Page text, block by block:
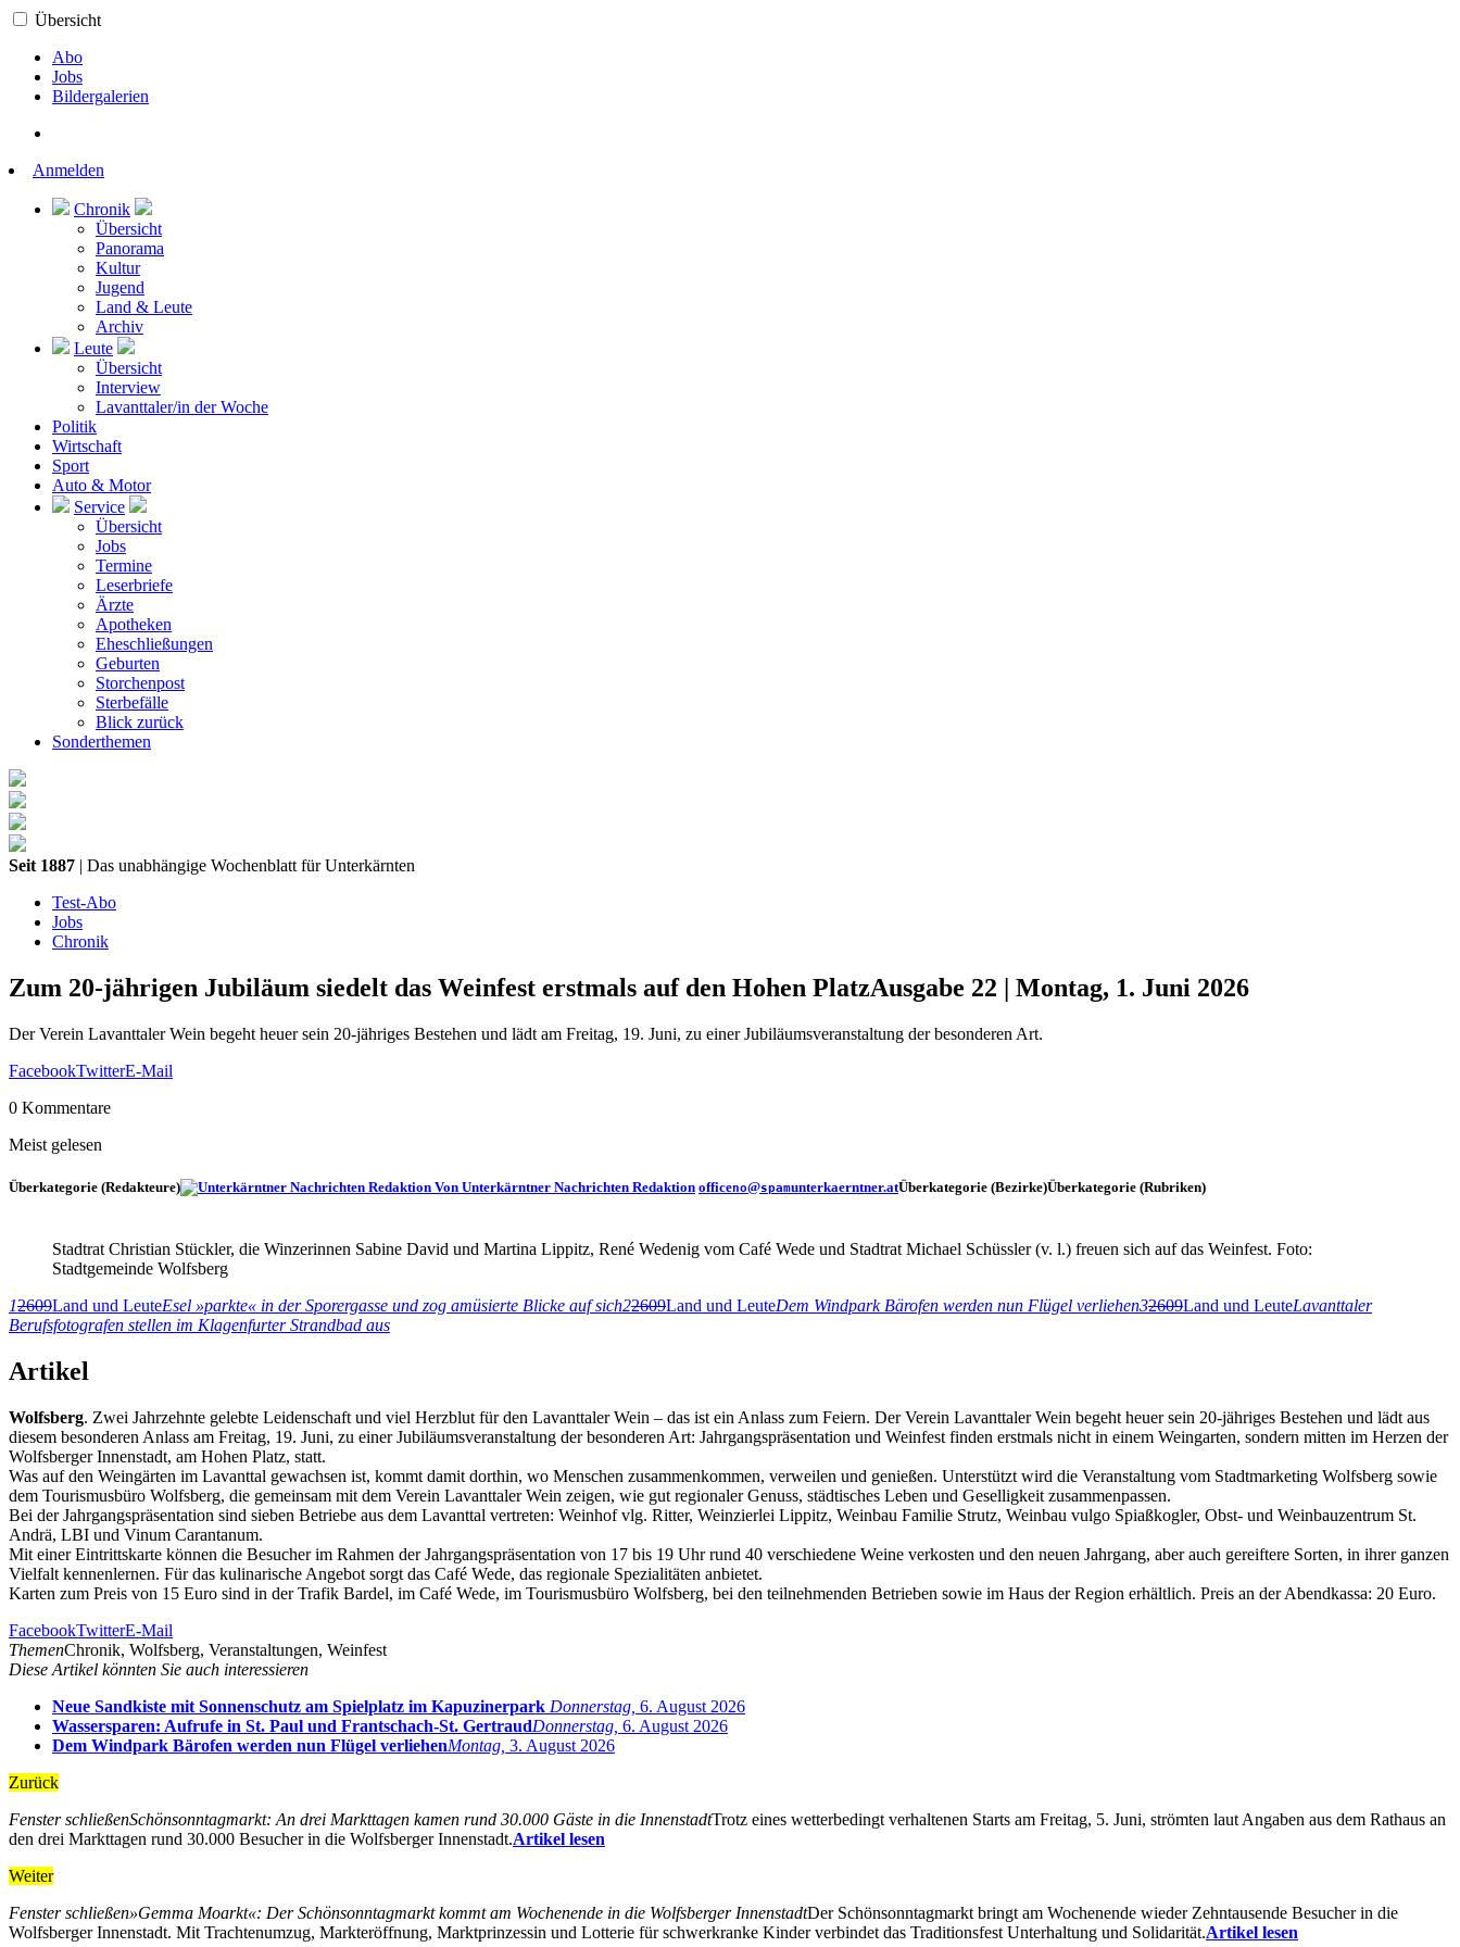
Übersicht
Abo
Jobs
Bildergalerien
Anmelden
Chronik
Übersicht
Panorama
Kultur
Jugend
Land & Leute
Archiv
Leute
Übersicht
Interview
Lavanttaler/in der Woche
Politik
Wirtschaft
Sport
Auto & Motor
Service
Übersicht
Jobs
Termine
Leserbriefe
Ärzte
Apotheken
Eheschließungen
Geburten
Storchenpost
Sterbefälle
Blick zurück
Sonderthemen
Seit 1887 | Das unabhängige Wochenblatt für Unterkärnten
Test-Abo
Jobs
Chronik
Zum 20-jährigen Jubiläum siedelt das Weinfest erstmals auf den Hohen PlatzAusgabe 22 | Montag, 1. Juni 2026
Der Verein Lavanttaler Wein begeht heuer sein 20-jähriges Bestehen und lädt am Freitag, 19. Juni, zu einer Jubiläumsveranstaltung der besonderen Art.
FacebookTwitterE-Mail
0 Kommentare
Meist gelesen
Überkategorie (Redakteure) Von Unterkärntner Nachrichten Redaktion officeno@spamunterkaerntner.atÜberkategorie (Bezirke)Überkategorie (Rubriken)
Stadtrat Christian Stückler, die Winzerinnen Sabine David und Martina Lippitz, René Wedenig vom Café Wede und Stadtrat Michael Schüssler (v. l.) freuen sich auf das Weinfest. Foto:
Stadtgemeinde Wolfsberg
12609Land und LeuteEsel »parkte« in der Sporergasse und zog amüsierte Blicke auf sich22609Land und LeuteDem Windpark Bärofen werden nun Flügel verliehen32609Land und LeuteLavanttaler
Berufsfotografen stellen im Klagenfurter Strandbad aus
Artikel
Wolfsberg. Zwei Jahrzehnte gelebte Leidenschaft und viel Herzblut für den Lavanttaler Wein – das ist ein Anlass zum Feiern. Der Verein Lavanttaler Wein begeht heuer sein 20-jähriges Bestehen und lädt aus
diesem besonderen Anlass am Freitag, 19. Juni, zu einer Jubiläumsveranstaltung der besonderen Art: Jahrgangspräsentation und Weinfest finden erstmals nicht in einem Weingarten, sondern mitten im Herzen der
Wolfsberger Innenstadt, am Hohen Platz, statt.
Was auf den Weingärten im Lavanttal gewachsen ist, kommt damit dorthin, wo Menschen zusammenkommen, verweilen und genießen. Unterstützt wird die Veranstaltung vom Stadtmarketing Wolfsberg sowie
dem Tourismusbüro Wolfsberg, die gemeinsam mit dem Verein Lavanttaler Wein zeigen, wie gut regionaler Genuss, städtisches Leben und Geselligkeit zusammenpassen.
Bei der Jahrgangspräsentation sind sieben Betriebe aus dem Lavanttal vertreten: Weinhof vlg. Ritter, Weinzierlei Lippitz, Weinbau Familie Strutz, Weinbau vulgo Spiaßkogler, Obst- und Weinbauzentrum St.
Andrä, LBI und Vinum Carantanum.
Mit einer Eintrittskarte können die Besucher im Rahmen der Jahrgangspräsentation von 17 bis 19 Uhr rund 40 verschiedene Weine verkosten und den neuen Jahrgang, aber auch gereiftere Sorten, in ihrer ganzen
Vielfalt kennenlernen. Für das kulinarische Angebot sorgt das Café Wede, das regionale Spezialitäten anbietet.
Karten zum Preis von 15 Euro sind in der Trafik Bardel, im Café Wede, im Tourismusbüro Wolfsberg, bei den teilnehmenden Betrieben sowie im Haus der Region erhältlich. Preis an der Abendkassa: 20 Euro.
FacebookTwitterE-Mail
ThemenChronik, Wolfsberg, Veranstaltungen, Weinfest
Diese Artikel könnten Sie auch interessieren
Neue Sandkiste mit Sonnenschutz am Spielplatz im Kapuzinerpark Donnerstag, 6. August 2026
Wassersparen: Aufrufe in St. Paul und Frantschach-St. GertraudDonnerstag, 6. August 2026
Dem Windpark Bärofen werden nun Flügel verliehenMontag, 3. August 2026
Zurück
Fenster schließenSchönsonntagmarkt: An drei Markttagen kamen rund 30.000 Gäste in die InnenstadtTrotz eines wetterbedingt verhaltenen Starts am Freitag, 5. Juni, strömten laut Angaben aus dem Rathaus an
den drei Markttagen rund 30.000 Besucher in die Wolfsberger Innenstadt.Artikel lesen
Weiter
Fenster schließen»Gemma Moarkt«: Der Schönsonntagmarkt kommt am Wochenende in die Wolfsberger InnenstadtDer Schönsonntagmarkt bringt am Wochenende wieder Zehntausende Besucher in die
Wolfsberger Innenstadt. Mit Trachtenumzug, Markteröffnung, Marktprinzessin und Lotterie für schwerkranke Kinder verbindet das Traditionsfest Unterhaltung und Solidarität.Artikel lesen